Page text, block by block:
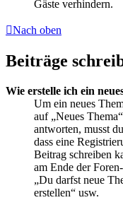
Gäste verhindern.
Nach oben
Beiträge
Wie erstelle ich ein
Um ein neues
auf „Neues
antworten, musst
dass eine
Beitrag schreiben
am Ende der
„Du darfst neue
erstellen“ usw.